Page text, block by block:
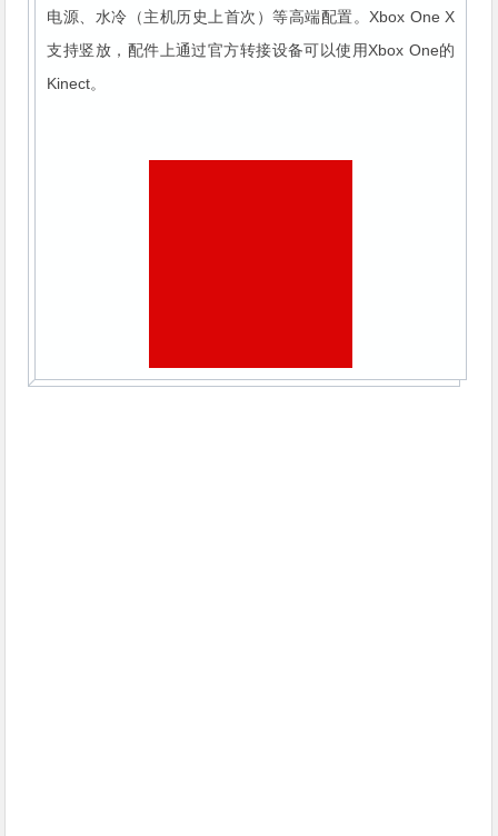
电源、水冷（主机历史上首次）等高端配置。Xbox One X
支持竖放，配件上通过官方转接设备可以使用Xbox One的
Kinect。